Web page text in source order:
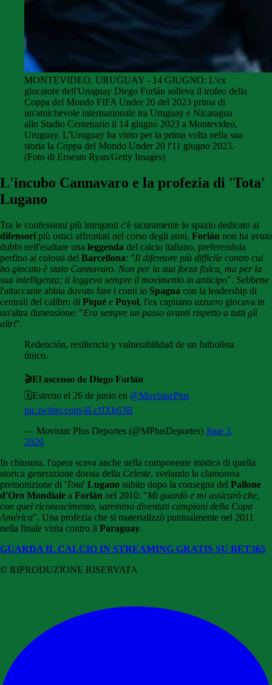
MONTEVIDEO, URUGUAY - 14 GIUGNO: L'ex
giocatore dell'Uruguay Diego Forlán solleva il trofeo della
Coppa del Mondo FIFA Under 20 del 2023 prima di
un'amichevole internazionale tra Uruguay e Nicaragua
allo Stadio Centenario il 14 giugno 2023 a Montevideo,
Uruguay. L'Uruguay ha vinto per la prima volta nella sua
storia la Coppa del Mondo Under 20 l'11 giugno 2023.
(Foto di Ernesto Ryan/Getty Images)
L'incubo Cannavaro e la profezia di 'Tota'
Lugano
Tra le confessioni più intriganti c'è sicuramente lo spazio dedicato ai
difensori più ostici affrontati nel corso degli anni. Forlán non ha avuto
dubbi nell'esaltare una leggenda del calcio italiano, preferendola
perfino ai colossi del Barcellona: "Il difensore più difficile contro cui
ho giocato è stato Cannavaro. Non per la sua forza fisica, ma per la
sua intelligenza; ti leggeva sempre il movimento in anticipo". Sebbene
l'attaccante abbia dovuto fare i conti in Spagna con la leadership di
centrali del calibro di Piqué e Puyol, l'ex capitano azzurro giocava in
un'altra dimensione: "Era sempre un passo avanti rispetto a tutti gli
altri".
Redención, resiliencia y vulnerabilidad de un futbolista
único.
🎬𝐄𝐥 𝐚𝐬𝐜𝐞𝐧𝐬𝐨 𝐝𝐞 𝐃𝐢𝐞𝐠𝐨 𝐅𝐨𝐫𝐥𝐚́𝐧
🗓️Estreno el 26 de junio en @MovistarPlus
pic.twitter.com/4LclJXk63B
— Movistar Plus Deportes (@MPlusDeportes) June 3,
2026
In chiusura, l'opera scava anche nella componente mistica di quella
storica generazione dorata della Celeste, svelando la clamorosa
premonizione di 'Tota' Lugano subito dopo la consegna del Pallone
d'Oro Mondiale a Forlán nel 2010: "Mi guardò e mi assicurò che,
con quel riconoscimento, saremmo diventati campioni della Copa
América". Una profezia che si materializzò puntualmente nel 2011
nella finale vinta contro il Paraguay.
GUARDA IL CALCIO IN STREAMING GRATIS SU BET365
© RIPRODUZIONE RISERVATA